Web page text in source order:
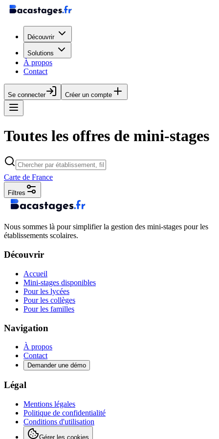
Découvrir
Solutions
À propos
Contact
Se connecter Créer un compte
Toutes les offres de mini-stages
Carte de France
Filtres
Nous sommes là pour simplifier la gestion des mini-stages pour les
établissements scolaires.
Découvrir
Accueil
Mini-stages disponibles
Pour les lycées
Pour les collèges
Pour les familles
Navigation
À propos
Contact
Demander une démo
Légal
Mentions légales
Politique de confidentialité
Conditions d'utilisation
Gérer les cookies